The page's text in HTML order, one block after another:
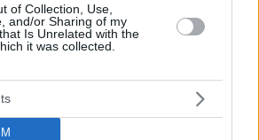
of Collection, Use,
and/or Sharing of my
Is Unrelated with the
it was collected.
δημόσια. Μετά τη διαρροή
στην οποία η σεφ
όντως χρησιμοποίησε
εμφανίστηκε στην
ένα δακρύβρεχτο
έμοιαζε να μεταθέτει τις